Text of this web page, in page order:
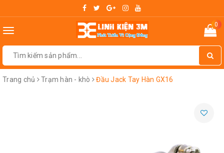
Toggle
0
Trang chủ Trạm hàn - khò Đầu Jack Tay Hàn GX16